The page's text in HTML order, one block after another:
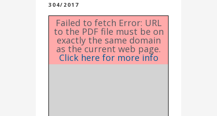
304/2017
Failed to fetch Error: URL
to the PDF file must be on
exactly the same domain
as the current web page.
Click here for more info